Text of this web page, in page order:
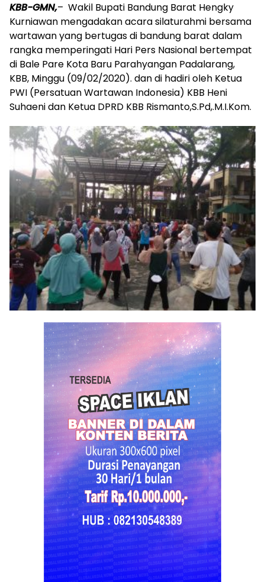
KBB-GMN,– Wakil Bupati Bandung Barat Hengky
Kurniawan mengadakan acara silaturahmi bersama
wartawan yang bertugas di bandung barat dalam
rangka memperingati Hari Pers Nasional bertempat
di Bale Pare Kota Baru Parahyangan Padalarang,
KBB, Minggu (09/02/2020). dan di hadiri oleh Ketua
PWI (Persatuan Wartawan Indonesia) KBB Heni
Suhaeni dan Ketua DPRD KBB Rismanto,S.Pd,.M.I.Kom.